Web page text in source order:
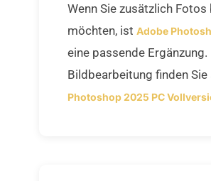
Wenn Sie zusätzlich
möchten, ist Adobe
eine passende
Bildbearbeitung finden Sie
Photoshop 2025 PC